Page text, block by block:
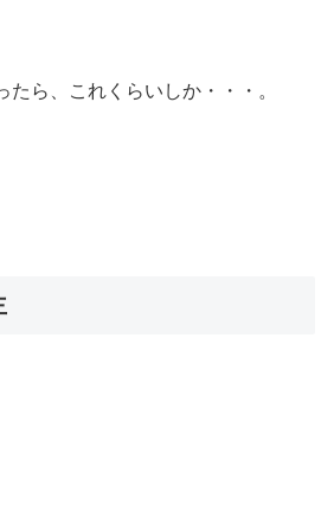
たら、これくらいしか・・・。